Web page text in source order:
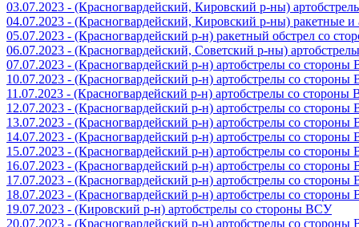
03.07.2023 - (Красногвардейский, Кировский р-ны)
04.07.2023 - (Красногвардейский, Кировский р-ны) ракетные
05.07.2023 - (Красногвардейский р-н) ракетный обстрел со
06.07.2023 - (Красногвардейский, Советский р-ны)
07.07.2023 - (Красногвардейский р-н) артобстрелы со
10.07.2023 - (Красногвардейский р-н) артобстрелы со
11.07.2023 - (Красногвардейский р-н) артобстрелы со стороны
12.07.2023 - (Красногвардейский р-н) артобстрелы со
13.07.2023 - (Красногвардейский р-н) артобстрелы со
14.07.2023 - (Красногвардейский р-н) артобстрелы со
15.07.2023 - (Красногвардейский р-н) артобстрелы со
16.07.2023 - (Красногвардейский р-н) артобстрелы со
17.07.2023 - (Красногвардейский р-н) артобстрелы со
18.07.2023 - (Красногвардейский р-н) артобстрелы со
19.07.2023 - (Кировский р-н) артобстрелы со стороны ВСУ
20.07.2023 - (Красногвардейский р-н) артобстрелы со